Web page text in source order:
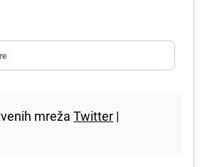
mrežaTwitter |